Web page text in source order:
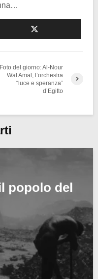
Foto del giorno: Al-Nour
Wal Amal, l’orchestra
“luce e speranza”
d’Egitto
popolo del